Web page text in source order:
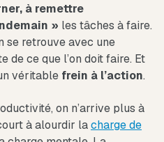
à remettre
» les tâches à faire.
se retrouve avec une
de ce que l’on doit faire. Et
véritable frein à l’action.
on n’arrive plus à
à alourdir lacharge de